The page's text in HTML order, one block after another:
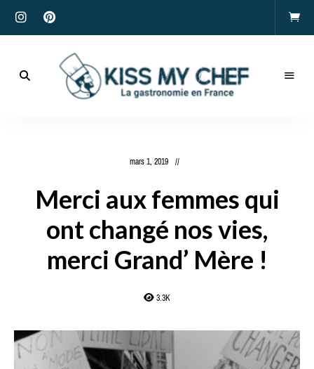
mars 1, 2019
Merci aux femmes qui
ont changé nos vies,
merci Grand’ Mère !
3.3K